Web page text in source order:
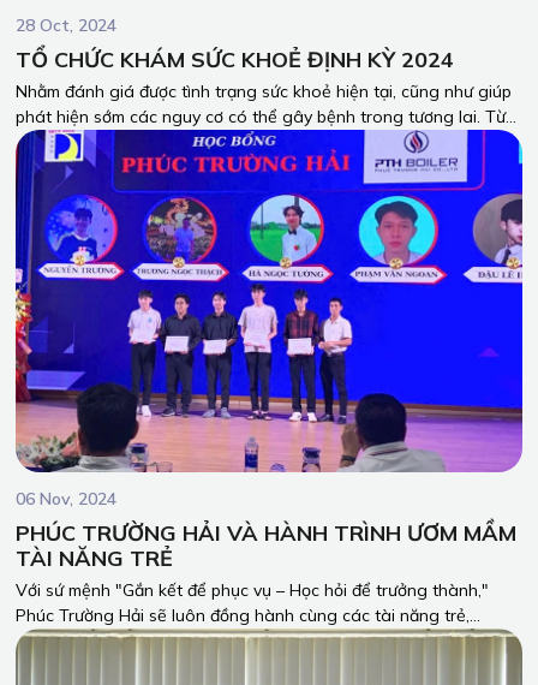
28 Oct, 2024
TỔ CHỨC KHÁM SỨC KHOẺ ĐỊNH KỲ 2024
Nhằm đánh giá được tình trạng sức khoẻ hiện tại, cũng như giúp
phát hiện sớm các nguy cơ có thể gây bệnh trong tương lai. Từ
đó giúp người lao động có kế hoạch cho việc chăm sóc sức khoẻ
bản thân và yên tâm công tác. Ngày 25/10/2024 vừa qua, PTH
Boiler đã tổ chức Khám sức khoẻ định kỳ cho toàn bộ người lao
động tại Bệnh Viện Đa Khoa Đồng Nai 2.
06 Nov, 2024
PHÚC TRƯỜNG HẢI VÀ HÀNH TRÌNH ƯƠM MẦM
TÀI NĂNG TRẺ
Với sứ mệnh "Gắn kết để phục vụ – Học hỏi để trưởng thành,"
Phúc Trường Hải sẽ luôn đồng hành cùng các tài năng trẻ,
chung tay biến những ước mơ thành hiện thực.